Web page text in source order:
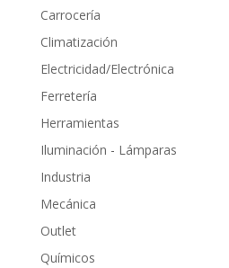
Carrocería
Climatización
Electricidad/Electrónica
Ferretería
Herramientas
Iluminación - Lámparas
Industria
Mecánica
Outlet
Químicos